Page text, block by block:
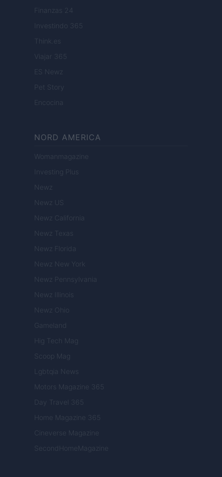
Finanzas 24
Investindo 365
Think.es
Viajar 365
ES Newz
Pet Story
Encocina
NORD AMERICA
Womanmagazine
Investing Plus
Newz
Newz US
Newz California
Newz Texas
Newz Florida
Newz New York
Newz Pennsylvania
Newz Illinois
Newz Ohio
Gameland
Hig Tech Mag
Scoop Mag
Lgbtqia News
Motors Magazine 365
Day Travel 365
Home Magazine 365
Cineverse Magazine
SecondHomeMagazine